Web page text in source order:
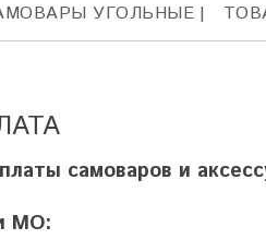
УГОЛЬНЫЕ
самоваров и
МО: